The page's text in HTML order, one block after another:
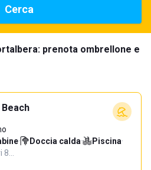
Cerca
prenota ombrellone e
· Doccia calda· Piscina·
8…